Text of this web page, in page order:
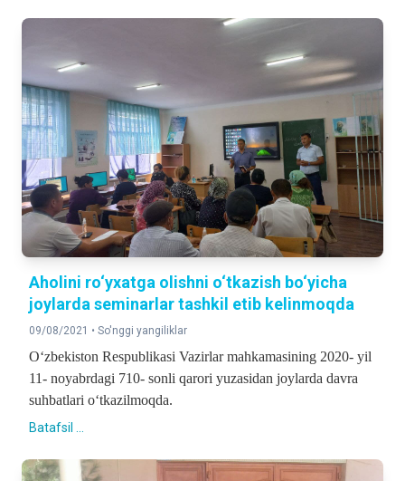
Aholini ro‘yxatga olishni o‘tkazish bo‘yicha
joylarda seminarlar tashkil etib kelinmoqda
09/08/2021 • So'nggi yangiliklar
O‘zbekiston Respublikasi Vazirlar mahkamasining 2020- yil
11- noyabrdagi 710- sonli qarori yuzasidan joylarda davra
suhbatlari o‘tkazilmoqda.
Batafsil ...